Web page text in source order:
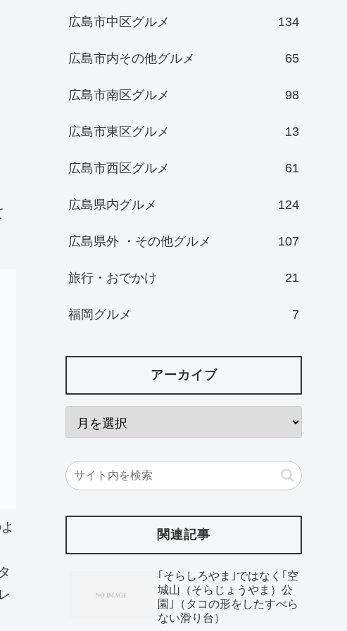
広島市中区グルメ 134
広島市内その他グルメ 65
広島市南区グルメ 98
広島市東区グルメ 13
広島市西区グルメ 61
広島県内グルメ 124
広島県外 ・その他グルメ 107
旅行・おでかけ 21
福岡グルメ 7
アーカイブ
関連記事
｢そらしろやま｣ではなく｢空
城山（そらじょうやま）公
園｣（タコの形をしたすべら
ない滑り台）